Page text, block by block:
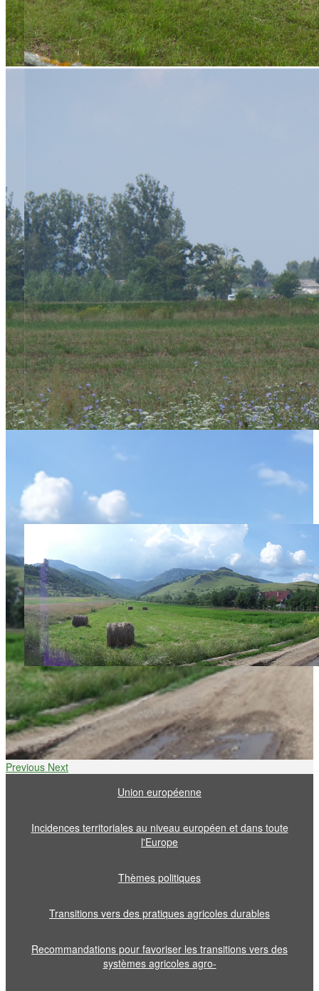
Previous Next
Union européenne
Incidences territoriales au niveau européen et dans toute
l'Europe
Thèmes politiques
Transitions vers des pratiques agricoles durables
Recommandations pour favoriser les transitions vers des
systèmes agricoles agro-